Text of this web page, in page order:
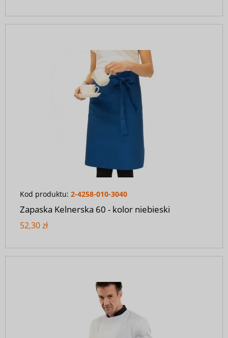
Kod produktu: 2-4258-010-3040
Zapaska Kelnerska 60 - kolor niebieski
52,30 zł